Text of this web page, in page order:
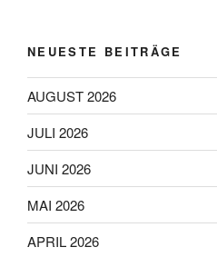
NEUESTE BEITRÄGE
AUGUST 2026
JULI 2026
JUNI 2026
MAI 2026
APRIL 2026